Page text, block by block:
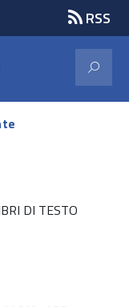
RSS
DI TESTO